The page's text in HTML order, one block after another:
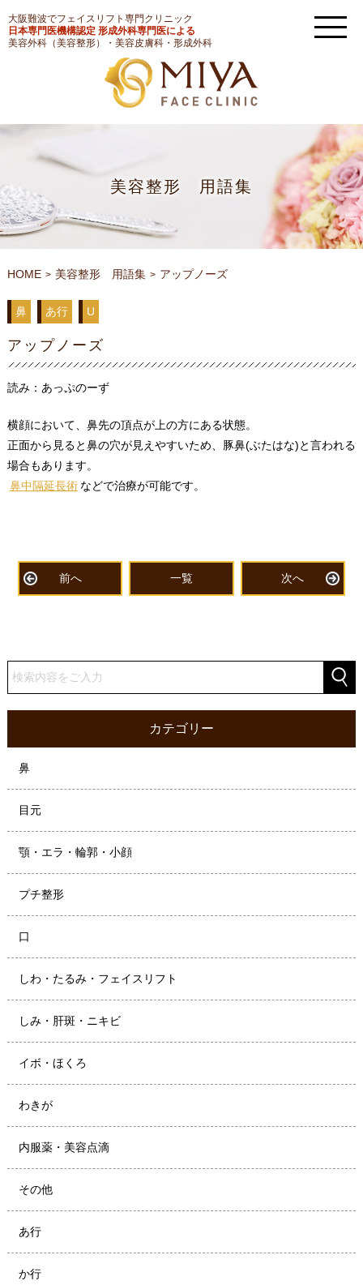
大阪難波でフェイスリフト専門クリニック
日本専門医機構認定 形成外科専門医による
美容外科（美容整形）・美容皮膚科・形成外科
美容整形 用語集
HOME 美容整形 用語集 アップノーズ
鼻 あ行 U
アップノーズ
読み：あっぷのーず
横顔において、鼻先の頂点が上の方にある状態。
正面から見ると鼻の穴が見えやすいため、豚鼻(ぶたはな)と言われる
場合もあります。
鼻中隔延長術 などで治療が可能です。
前へ 一覧 次へ
カテゴリー
鼻
目元
顎・エラ・輪郭・小顔
プチ整形
口
しわ・たるみ・フェイスリフト
しみ・肝斑・ニキビ
イボ・ほくろ
わきが
内服薬・美容点滴
その他
あ行
か行